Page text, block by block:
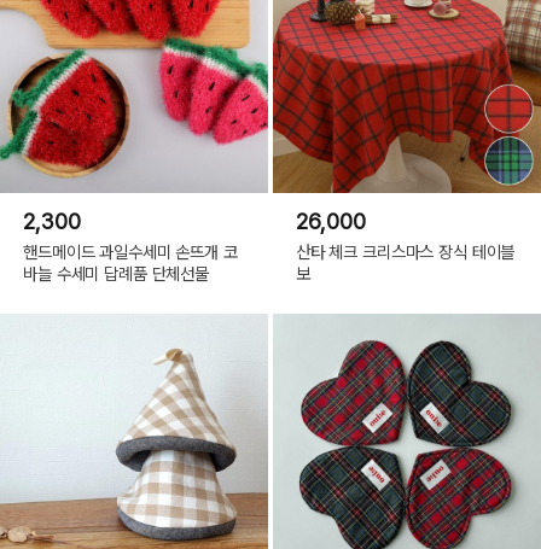
2,300
핸드메이드 과일수세미 손뜨개 코
바늘 수세미 답례품 단체선물
26,000
산타 체크 크리스마스 장식 테이블
보